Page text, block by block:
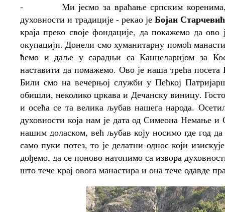
-
Ми јесмо за враћање српским
духовности и традиције - рекао је Бојан Старчевић
краја преко своје фондације, да покажемо да
окупацији. Донели смо хуманитарну помоћ
ћемо и даље у сарадњи са Канцеларијом за
наставити да помажемо. Ово је наша трећа
Били смо на вечерњој служби у Пећкој
обишли, неколико цркава и Дечанску виницу.
и осећа се та велика љубав нашега народа.
духовности која нам је дата од Симеона Немање и
нашим доласком, већ љубав коју носимо где год да
само пуки потез, то је делатни однос који
дођемо, да се поново натопимо са извора
што тече крај овога манастира и она тече одавде